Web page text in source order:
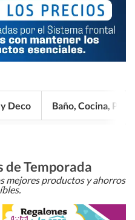
Deco Baño, Cocina, Pisos
Temporada
mejores productos y ahorros